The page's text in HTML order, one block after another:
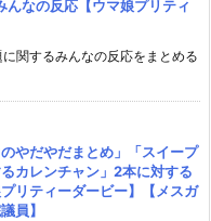
んなの反応【ウマ娘プリティ
関するみんなの反応をまとめる
やだやだまとめ」「スイープ
カレンチャン」2本に対する
リティーダービー】【メスガ
員】